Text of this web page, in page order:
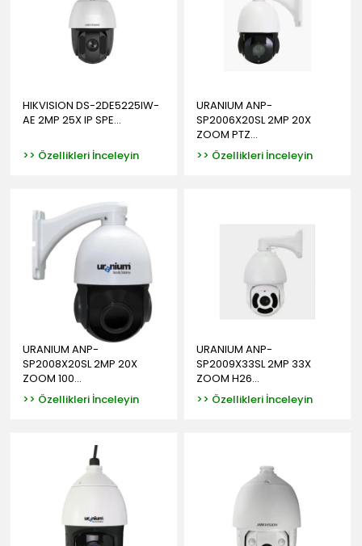
HIKVISION DS-2DE5225IW-
AE 2MP 25X IP SPE...
>> Özellikleri İnceleyin
URANIUM ANP-
SP2006X20SL 2MP 20X
ZOOM PTZ...
>> Özellikleri İnceleyin
URANIUM ANP-
SP2008X20SL 2MP 20X
ZOOM 100...
>> Özellikleri İnceleyin
URANIUM ANP-
SP2009X33SL 2MP 33X
ZOOM H26...
>> Özellikleri İnceleyin